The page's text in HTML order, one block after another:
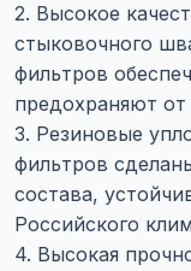
2. Высокое
стыковочного
фильтров
предохраняют от
3. Резиновые
фильтров
состава,
Российского
4. Высокая